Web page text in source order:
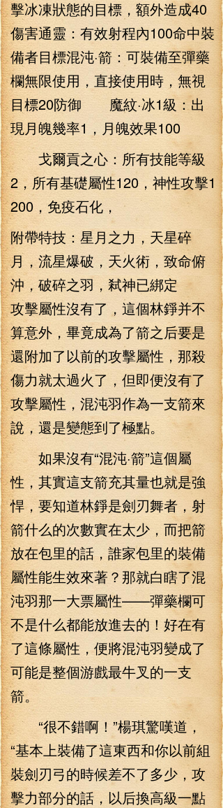
擊冰凍狀態的目標，額外造成40
傷害通靈：有效射程內100命中裝
備者目標混沌·箭：可裝備至彈藥
欄無限使用，直接使用時，無視
目標20防御 魔紋·冰1級：出
現月魄幾率1，月魄效果100
戈爾貢之心：所有技能等級
2，所有基礎屬性120，神性攻擊1
200，免疫石化，
附帶特技：星月之力，天星碎
月，流星爆破，天火術，致命俯
沖，破碎之羽，弒神已綁定
攻擊屬性沒有了，這個林錚并不
算意外，畢竟成為了箭之后要是
還附加了以前的攻擊屬性，那殺
傷力就太過火了，但即便沒有了
攻擊屬性，混沌羽作為一支箭來
說，還是變態到了極點。
如果沒有“混沌·箭”這個屬
性，其實這支箭充其量也就是強
悍，要知道林錚是劍刃舞者，射
箭什么的次數實在太少，而把箭
放在包里的話，誰家包里的裝備
屬性能生效來著？那就白瞎了混
沌羽那一大票屬性——彈藥欄可
不是什么都能放進去的！好在有
了這條屬性，便將混沌羽變成了
可能是整個游戲最牛叉的一支
箭。
“很不錯啊！”楊琪驚嘆道，
“基本上裝備了這東西和你以前組
裝劍刃弓的時候差不了多少，攻
擊力部分的話，以后換高級一點